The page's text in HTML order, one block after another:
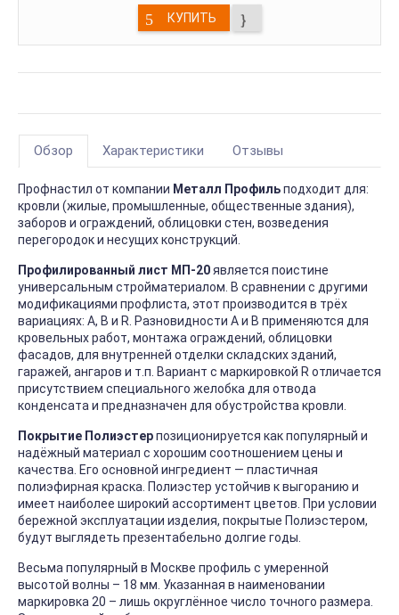
КУПИТЬ
Обзор Характеристики Отзывы
Профнастил от компании Металл Профильподходит для:
кровли (жилые, промышленные, общественные здания),
заборов и ограждений, облицовки стен, возведения
перегородок и несущих конструкций.
Профилированный лист МП-20является поистине
универсальным стройматериалом. В сравнении с другими
модификациями профлиста, этот производится в трёх
вариациях: А, В и R. Разновидности А и В применяются для
кровельных работ, монтажа ограждений, облицовки
фасадов, для внутренней отделки складских зданий,
гаражей, ангаров и т.п. Вариант с маркировкой R отличается
присутствием специального желобка для отвода
конденсата и предназначен для обустройства кровли.
Покрытие Полиэстерпозиционируется как популярный и
надёжный материал с хорошим соотношением цены и
качества. Его основной ингредиент — пластичная
полиэфирная краска. Полиэстер устойчив к выгоранию и
имеет наиболее широкий ассортимент цветов. При условии
бережной эксплуатации изделия, покрытые Полиэстером,
будут выглядеть презентабельно долгие годы.
Весьма популярный в Москве профиль с умеренной
высотой волны – 18 мм. Указанная в наименовании
маркировка 20 – лишь округлённое число точного размера.